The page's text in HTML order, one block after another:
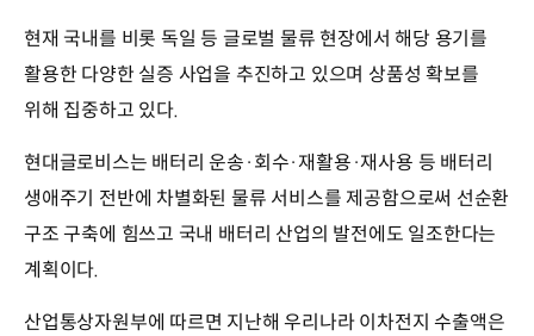
현재 국내를 비롯 독일 등 글로벌 물류 현장에서 해당 용기를
활용한 다양한 실증 사업을 추진하고 있으며 상품성 확보를
위해 집중하고 있다.
현대글로비스는 배터리 운송·회수·재활용·재사용 등 배터리
생애주기 전반에 차별화된 물류 서비스를 제공함으로써 선순환
구조 구축에 힘쓰고 국내 배터리 산업의 발전에도 일조한다는
계획이다.
산업통상자원부에 따르면 지난해 우리나라 이차전지 수출액은